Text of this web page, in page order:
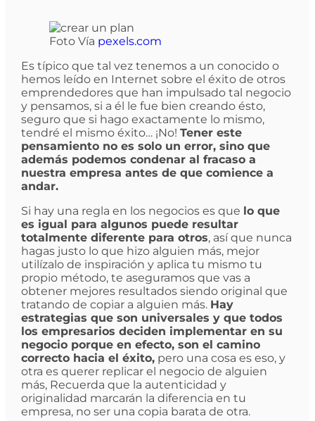
Foto Vía pexels.com
Es típico que tal vez tenemos a un conocido o
hemos leído en Internet sobre el éxito de otros
emprendedores que han impulsado tal negocio
y pensamos, si a él le fue bien creando ésto,
seguro que si hago exactamente lo mismo,
tendré el mismo éxito… ¡No! Tener este
pensamiento no es solo un error, sino que
además podemos condenar al fracaso a
nuestra empresa antes de que comience a
andar.
Si hay una regla en los negocios es que lo que
es igual para algunos puede resultar
totalmente diferente para otros, así que nunca
hagas justo lo que hizo alguien más, mejor
utilízalo de inspiración y aplica tu mismo tu
propio método, te aseguramos que vas a
obtener mejores resultados siendo original que
tratando de copiar a alguien más. Hay
estrategias que son universales y que todos
los empresarios deciden implementar en su
negocio porque en efecto, son el camino
correcto hacia el éxito,pero una cosa es eso, y
otra es querer replicar el negocio de alguien
más, Recuerda que la autenticidad y
originalidad marcarán la diferencia en tu
empresa, no ser una copia barata de otra.